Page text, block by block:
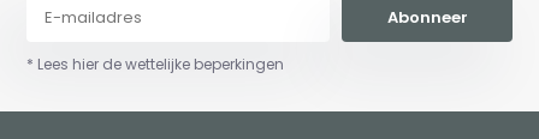
Abonneer
* Lees hier de wettelijke beperkingen